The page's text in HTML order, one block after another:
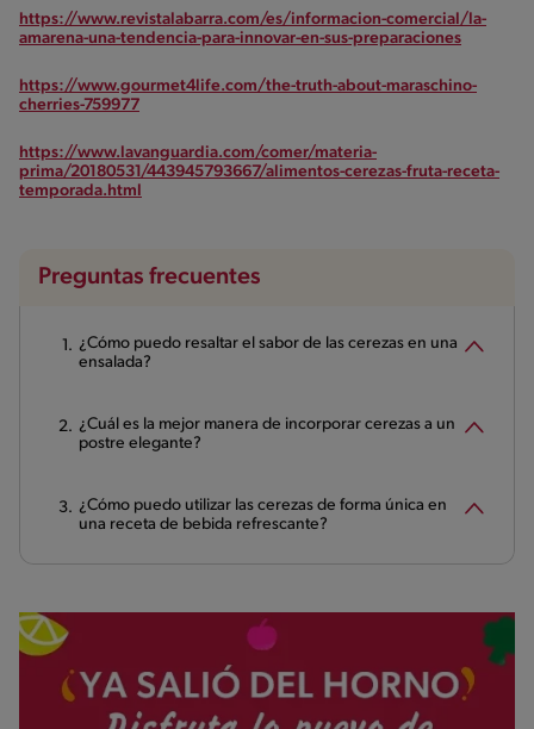
https://www.revistalabarra.com/es/informacion-comercial/la-
amarena-una-tendencia-para-innovar-en-sus-preparaciones
https://www.gourmet4life.com/the-truth-about-maraschino-
cherries-759977
https://www.lavanguardia.com/comer/materia-
prima/20180531/443945793667/alimentos-cerezas-fruta-receta-
temporada.html
Preguntas frecuentes
¿Cómo puedo resaltar el sabor de las cerezas en una
ensalada?
¿Cuál es la mejor manera de incorporar cerezas a un
postre elegante?
¿Cómo puedo utilizar las cerezas de forma única en
una receta de bebida refrescante?